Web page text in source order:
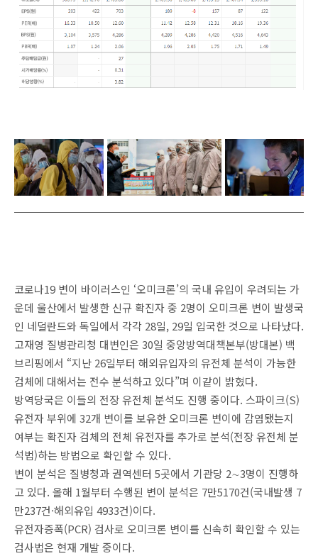
코로나19 변이 바이러스인 ‘오미크론’의 국내 유입이 우려되는 가
운데 울산에서 발생한 신규 확진자 중 2명이 오미크론 변이 발생국
인 네덜란드와 독일에서 각각 28일, 29일 입국한 것으로 나타났다.
고재영 질병관리청 대변인은 30일 중앙방역대책본부(방대본) 백
브리핑에서 “지난 26일부터 해외유입자의 유전체 분석이 가능한
검체에 대해서는 전수 분석하고 있다”며 이같이 밝혔다.
방역당국은 이들의 전장 유전체 분석도 진행 중이다. 스파이크(S)
유전자 부위에 32개 변이를 보유한 오미크론 변이에 감염됐는지
여부는 확진자 검체의 전체 유전자를 추가로 분석(전장 유전체 분
석법)하는 방법으로 확인할 수 있다.
변이 분석은 질병청과 권역센터 5곳에서 기관당 2∼3명이 진행하
고 있다. 올해 1월부터 수행된 변이 분석은 7만5170건(국내발생 7
만237건·해외유입 4933건)이다.
유전자증폭(PCR) 검사로 오미크론 변이를 신속히 확인할 수 있는
검사법은 현재 개발 중이다.